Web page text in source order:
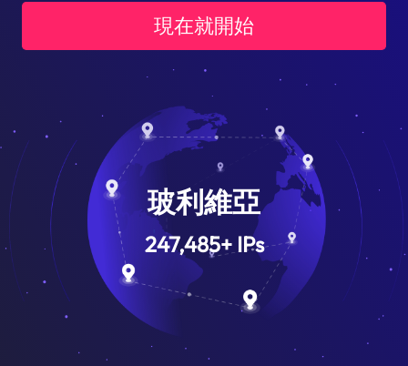
現在就開始
玻利維亞
247,485+IPs